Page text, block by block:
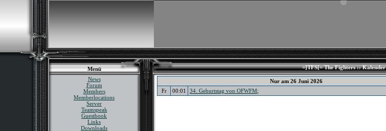
Menü
News
Forum
Members
Memberlocations
Server
Teamspeak
Guestbook
Links
Downloads
=]TFS[= The Fighters :: Kalender
Nur am 26 Juni 2026
Fr
00:01 34. Geburtstag von OFWFM;